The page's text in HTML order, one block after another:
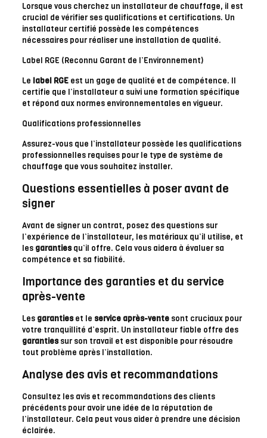
Lorsque vous cherchez un installateur de chauffage, il est
crucial de vérifier ses qualifications et certifications. Un
installateur certifié possède les compétences
nécessaires pour réaliser une installation de qualité.
Label RGE (Reconnu Garant de l’Environnement)
Le label RGEest un gage de qualité et de compétence. Il
certifie que l’installateur a suivi une formation spécifique
et répond aux normes environnementales en vigueur.
Qualifications professionnelles
Assurez-vous que l’installateur possède les qualifications
professionnelles requises pour le type de système de
chauffage que vous souhaitez installer.
Questions essentielles à poser avant de
signer
Avant de signer un contrat, posez des questions sur
l’expérience de l’installateur, les matériaux qu’il utilise, et
les garantiesqu’il offre. Cela vous aidera à évaluer sa
compétence et sa fiabilité.
Importance des garanties et du service
après-vente
Les garantieset le service après-ventesont cruciaux pour
votre tranquillité d’esprit. Un installateur fiable offre des
garantiessur son travail et est disponible pour résoudre
tout problème après l’installation.
Analyse des avis et recommandations
Consultez les avis et recommandations des clients
précédents pour avoir une idée de la réputation de
l’installateur. Cela peut vous aider à prendre une décision
éclairée.